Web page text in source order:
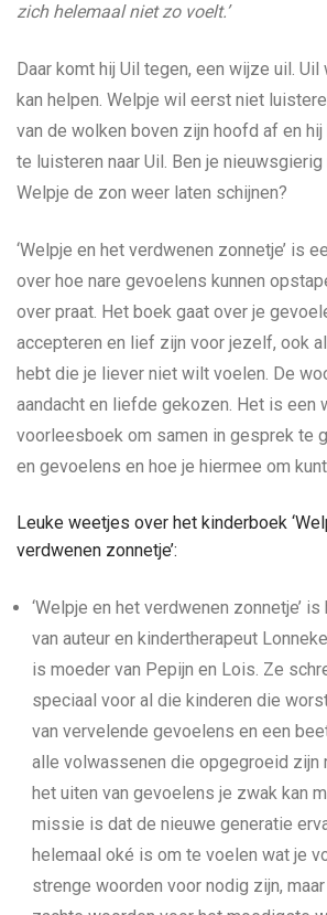
zich helemaal niet zo voelt.’
Daar komt hij Uil tegen, een wijze uil.
kan helpen. Welpje wil eerst niet
van de wolken boven zijn hoofd af en
te luisteren naar Uil. Ben je nieuwsgierig
Welpje de zon weer laten schijnen?
‘Welpje en het verdwenen zonnetje’ is
over hoe nare gevoelens kunnen
over praat. Het boek gaat over je
accepteren en lief zijn voor jezelf, ook
hebt die je liever niet wilt voelen. De
aandacht en liefde gekozen. Het is een
voorleesboek om samen in gesprek te
en gevoelens en hoe je hiermee om
Leuke weetjes over het kinderboek
verdwenen zonnetje’:
‘Welpje en het verdwenen zonnetje’
van auteur en kindertherapeut
is moeder van Pepijn en Lois. Ze
speciaal voor al die kinderen die
van vervelende gevoelens en een
alle volwassenen die opgegroeid zijn
het uiten van gevoelens je zwak kan
missie is dat de nieuwe generatie
helemaal oké is om te voelen wat je
strenge woorden voor nodig zijn,